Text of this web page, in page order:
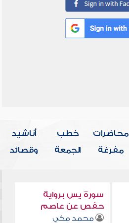
محاضرات
مفرغة
خطب
الجمعة
أناشيد
وقصائد
سورة يس برواية
حفص عن عاصم
محمد مكي